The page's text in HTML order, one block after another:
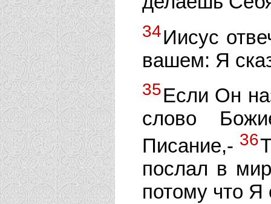
34Иисус
вашем: Я
35Если Он
слово
Писание,- 36
послал в
потому что